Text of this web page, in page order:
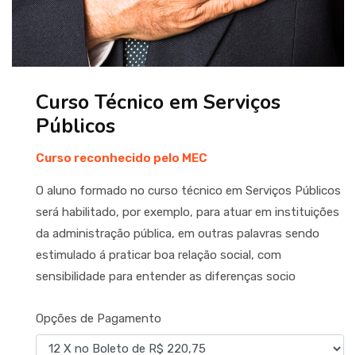
Curso Técnico em Serviços
Públicos
Curso reconhecido pelo MEC
O aluno formado no curso técnico em Serviços Públicos
será habilitado, por exemplo, para atuar em instituições
da administração pública, em outras palavras sendo
estimulado á praticar boa relação social, com
sensibilidade para entender as diferenças socio
Opções de Pagamento